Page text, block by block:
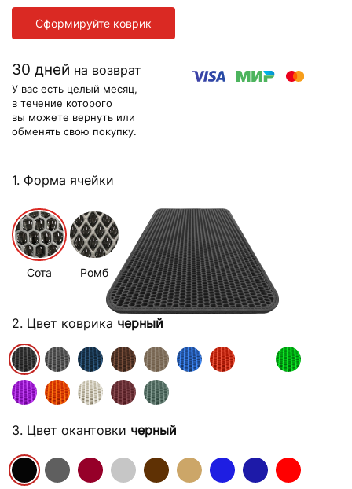
Сформируйте коврик
30 дней на возврат
У вас есть целый месяц,
в течение которого
вы можете вернуть или
обменять свою покупку.
1. Форма ячейки
Сота Ромб
2. Цвет коврика черный
3. Цвет окантовки черный